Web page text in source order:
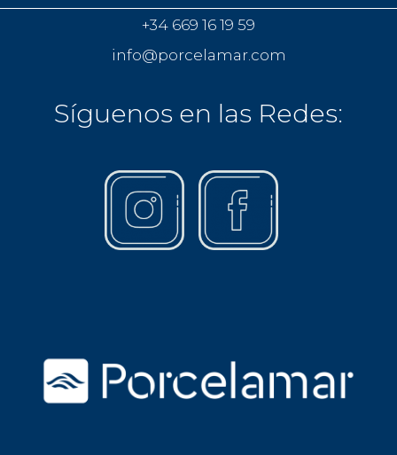
+34 669 16 19 59
info@porcelamar.com
Síguenos en las Redes: